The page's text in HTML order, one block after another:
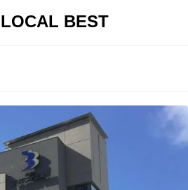
LOCAL BEST